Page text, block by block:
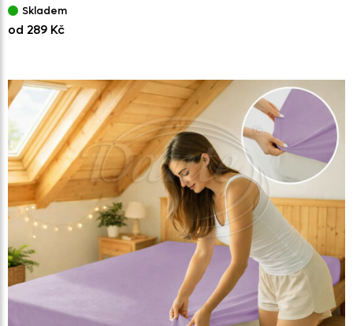
Skladem
od 289 Kč